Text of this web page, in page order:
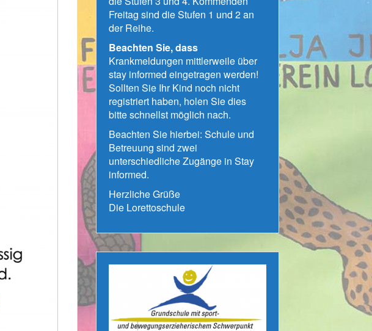
Freitag sind die Stufen 1 und 2 an
der Reihe.
Beachten Sie, dass
Krankmeldungen mittlerweile über
stay informed eingetragen werden!
Sollten Sie Ihr Kind noch nicht
registriert haben, holen Sie dies
bitte schnellst möglich nach.
Beachten Sie hierbei: Schule und
Betreuung sind zwei
unterschiedliche Zugänge in Stay
informed.
Herzliche Grüße
Die Lorettoschule